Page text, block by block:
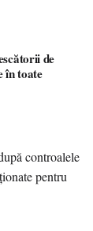
de
în toate